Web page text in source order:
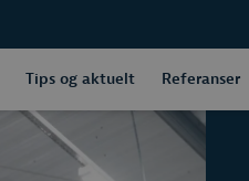
Tips og aktuelt Referanser